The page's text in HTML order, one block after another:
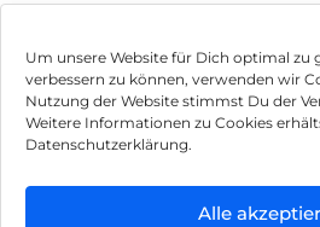
Um unsere Website für Dich optimal zu
verbessern zu können, verwenden wir
Nutzung der Website stimmst Du der
Weitere Informationen zu Cookies
Datenschutzerklärung.
Alle
Impressum